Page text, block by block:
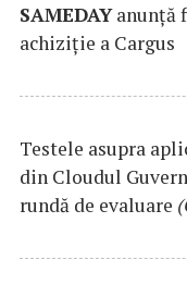
SAMEDAYanunță
achiziție a Cargus
Testele asupra
din Cloudul
rundă de evaluare